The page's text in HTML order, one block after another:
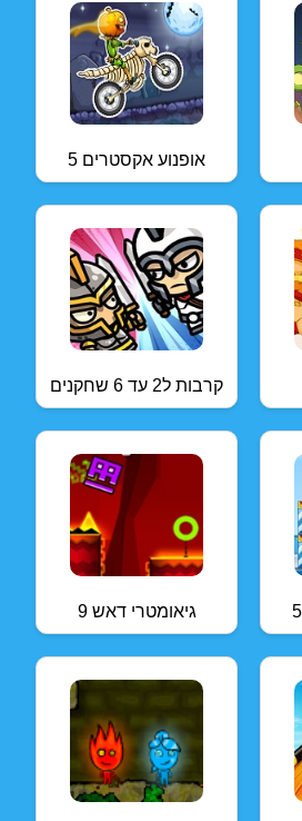
אופנוע אקסטרים 5
קרבות ל2 עד 6 שחקנים
גיאומטרי דאש 9